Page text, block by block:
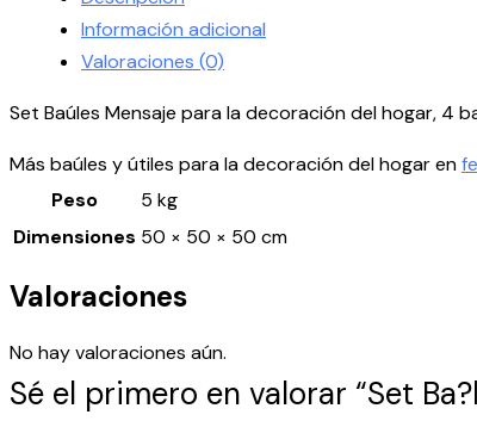
Información adicional
Valoraciones (0)
Set Baúles Mensaje para la decoración del hogar, 4
Más baúles y útiles para la decoración del hogar en
Peso
5 kg
Dimensiones 50 × 50 × 50 cm
Valoraciones
No hay valoraciones aún.
Sé el primero en valorar “Set